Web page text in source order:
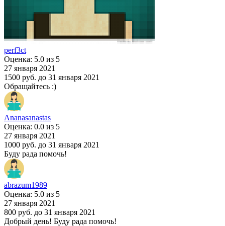
perf3ct
Оценка: 5.0 из 5
27 января 2021
1500 руб. до 31 января 2021
Обращайтесь :)
Ananasanastas
Оценка: 0.0 из 5
27 января 2021
1000 руб. до 31 января 2021
Буду рада помочь!
abrazum1989
Оценка: 5.0 из 5
27 января 2021
800 руб. до 31 января 2021
Добрый день! Буду рада помочь!